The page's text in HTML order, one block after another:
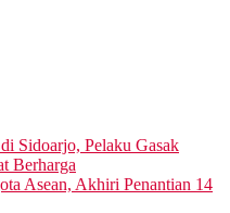
Sidoarjo, Pelaku Gasak
Berharga
Asean, Akhiri Penantian 14